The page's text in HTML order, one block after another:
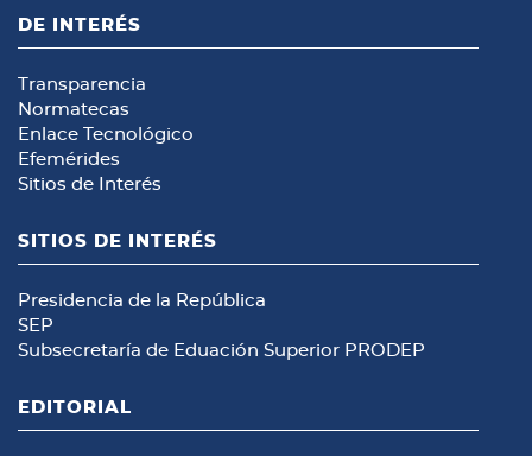
DE INTERÉS
Transparencia
Normatecas
Enlace Tecnológico
Efemérides
Sitios de Interés
SITIOS DE INTERÉS
Presidencia de la República
SEP
Subsecretaría de Eduación Superior PRODEP
EDITORIAL